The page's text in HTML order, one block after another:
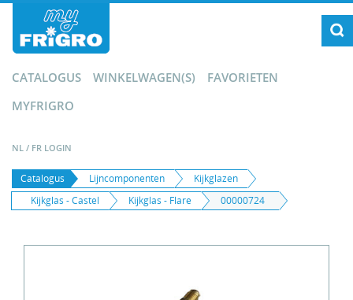
CATALOGUS WINKELWAGEN(S)
FAVORIETEN
MYFRIGRO
NL / FR LOGIN
Catalogus Lijncomponenten
Kijkglazen
Kijkglas - Castel
Kijkglas - Flare 00000724